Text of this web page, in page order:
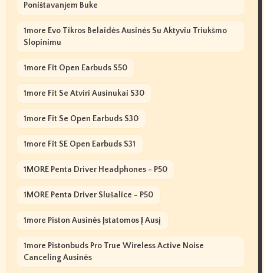
Poništavanjem Buke
1more Evo Tikros Belaidės Ausinės Su Aktyviu Triukšmo
Slopinimu
1more Fit Open Earbuds S50
1more Fit Se Atviri Ausinukai S30
1more Fit Se Open Earbuds S30
1more Fit SE Open Earbuds S31
1MORE Penta Driver Headphones - P50
1MORE Penta Driver Slušalice - P50
1more Piston Ausinės Įstatomos Į Ausį
1more Pistonbuds Pro True Wireless Active Noise
Canceling Ausinės